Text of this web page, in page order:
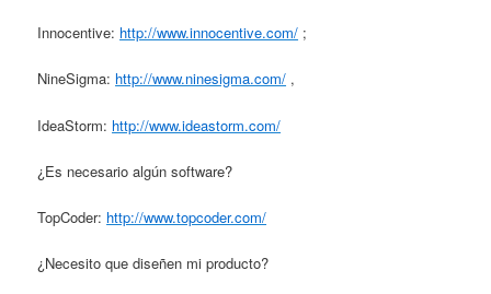
Innocentive: http://www.innocentive.com/ ;
NineSigma: http://www.ninesigma.com/ ,
IdeaStorm: http://www.ideastorm.com/
¿Es necesario algún software?
TopCoder: http://www.topcoder.com/
¿Necesito que diseñen mi producto?